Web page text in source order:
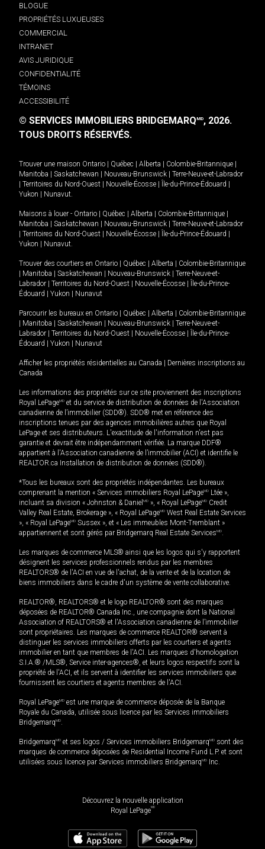
BLOGUE
PROPRIÉTÉS LUXUEUSES
COMMERCIAL
INTRANET
AVIS JURIDIQUE
CONFIDENTIALITÉ
TÉMOINS
ACCESSIBILITÉ
© SERVICES IMMOBILIERS BRIDGEMARQMD, 2026.
TOUS DROITS RÉSERVÉS.
Trouver une maison Ontario | Québec | Alberta | Colombie-Britannique |
Manitoba | Saskatchewan | Nouveau-Brunswick | Terre-Neuve-et-Labrador
| Territoires du Nord-Ouest | Nouvelle-Écosse | Île-du-Prince-Édouard |
Yukon | Nunavut
Maisons à louer - Ontario | Québec | Alberta | Colombie-Britannique |
Manitoba | Saskatchewan | Nouveau-Brunswick | Terre-Neuve-et-Labrador
| Territoires du Nord-Ouest | Nouvelle-Écosse | Île-du-Prince-Édouard |
Yukon | Nunavut
Trouver des courtiers en Ontario | Québec | Alberta | Colombie-Britannique
| Manitoba | Saskatchewan | Nouveau-Brunswick | Terre-Neuve-et-
Labrador | Territoires du Nord-Ouest | Nouvelle-Écosse | Île-du-Prince-
Édouard | Yukon | Nunavut
Parcourir les bureaux en Ontario | Québec | Alberta | Colombie-Britannique
| Manitoba | Saskatchewan | Nouveau-Brunswick | Terre-Neuve-et-
Labrador | Territoires du Nord-Ouest | Nouvelle-Écosse | Île-du-Prince-
Édouard | Yukon | Nunavut
Afficher les propriétés résidentielles au Canada | Dernières inscriptions au
Canada
Les informations des propriétés sur ce site proviennent des inscriptions
Royal LePageMD et du service de distribution de données de l'Association
canadienne de l’immobilier (SDD®). SDD® met en référence des
inscriptions tenues par des agences immobilières autres que Royal
LePage et ses distributeurs. L'exactitude de l'information n'est pas
garantie et devrait être indépendamment vérifiée. La marque DDF®
appartient à l'Association canadienne de l’immobilier (ACI) et identifie le
REALTOR.ca Installation de distribution de données (SDD®).
*Tous les bureaux sont des propriétés indépendantes. Les bureaux
comprenant la mention « Services immobiliers Royal LePageMD Ltée »,
incluant sa division « Johnston & Daniel MD », « Royal LePageMD Credit
Valley Real Estate, Brokerage », « Royal LePageMD West Real Estate Services
», « Royal LePageMD Sussex », et « Les immeubles Mont-Tremblant »
appartiennent et sont gérés par Bridgemarq Real Estate ServicesMD
Les marques de commerce MLS® ainsi que les logos qui s'y rapportent
désignent les services professionnels rendus par les membres
REALTORS® de l'ACI en vue de l'achat, de la vente et de la location de
biens immobiliers dans le cadre d'un système de vente collaborative.
REALTOR®, REALTORS® et le logo REALTOR® sont des marques
déposées de REALTOR® Canada Inc., une compagnie dont la National
Association of REALTORS® et l'Association canadienne de l’immobilier
sont propriétaires. Les marques de commerce REALTOR® servent à
distinguer les services immobiliers offerts par les courtiers et agents
immobilier en tant que membres de l'ACI. Les marques d'homologation
S.I.A.® /MLS®, Service inter-agences®, et leurs logos respectifs sont la
propriété de l'ACI, et ils servent à identifier les services immobiliers que
fournissent les courtiers et agents membres de l'ACI.
Royal LePageMD est une marque de commerce déposée de la Banque
Royale du Canada, utilisée sous licence par les Services immobiliers
BridgemarqMD
BridgemarqMD et ses logos / Services immobiliers BridgemarqMD sont des
marques de commerce déposées de Residential Income Fund L.P. et sont
utilisées sous licence par Services immobiliers BridgemarqMD Inc.
Découvrez la nouvelle application
Royal LePageMD